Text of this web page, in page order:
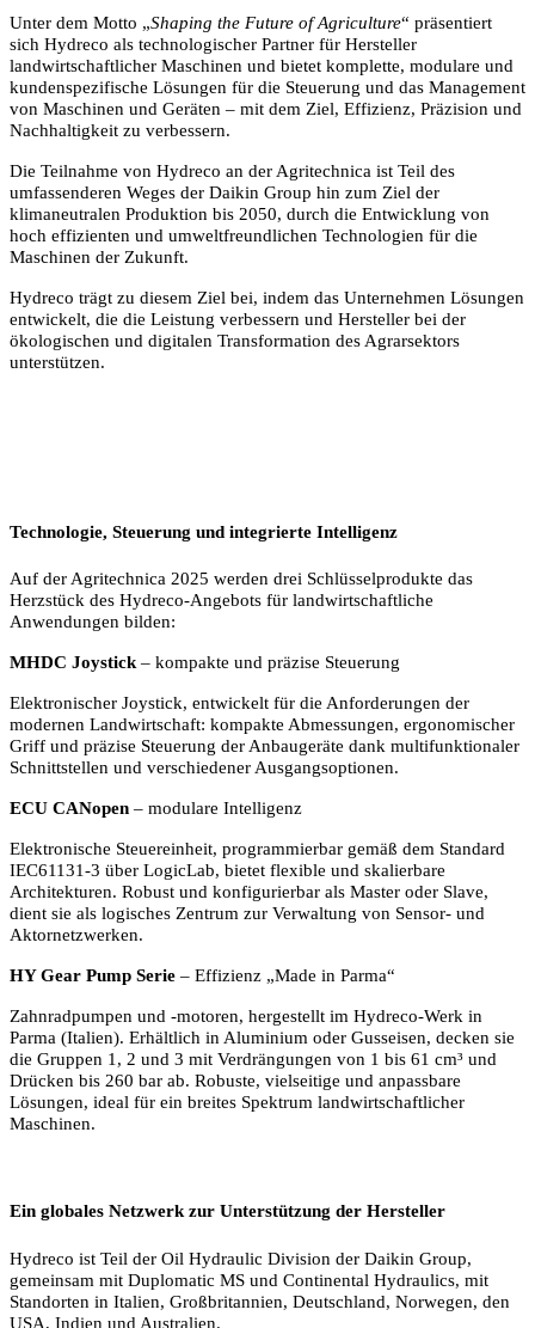
Unter dem Motto „Shaping the Future of Agriculture“ präsentiert
sich Hydreco als technologischer Partner für Hersteller
landwirtschaftlicher Maschinen und bietet komplette, modulare und
kundenspezifische Lösungen für die Steuerung und das Management
von Maschinen und Geräten – mit dem Ziel, Effizienz, Präzision und
Nachhaltigkeit zu verbessern.
Die Teilnahme von Hydreco an der Agritechnica ist Teil des
umfassenderen Weges der Daikin Group hin zum Ziel der
klimaneutralen Produktion bis 2050, durch die Entwicklung von
hoch effizienten und umweltfreundlichen Technologien für die
Maschinen der Zukunft.
Hydreco trägt zu diesem Ziel bei, indem das Unternehmen Lösungen
entwickelt, die die Leistung verbessern und Hersteller bei der
ökologischen und digitalen Transformation des Agrarsektors
unterstützen.
Technologie, Steuerung und integrierte Intelligenz
Auf der Agritechnica 2025 werden drei Schlüsselprodukte das
Herzstück des Hydreco-Angebots für landwirtschaftliche
Anwendungen bilden:
MHDC Joystick – kompakte und präzise Steuerung
Elektronischer Joystick, entwickelt für die Anforderungen der
modernen Landwirtschaft: kompakte Abmessungen, ergonomischer
Griff und präzise Steuerung der Anbaugeräte dank multifunktionaler
Schnittstellen und verschiedener Ausgangsoptionen.
ECU CANopen – modulare Intelligenz
Elektronische Steuereinheit, programmierbar gemäß dem Standard
IEC61131-3 über LogicLab, bietet flexible und skalierbare
Architekturen. Robust und konfigurierbar als Master oder Slave,
dient sie als logisches Zentrum zur Verwaltung von Sensor- und
Aktornetzwerken.
HY Gear Pump Serie – Effizienz „Made in Parma“
Zahnradpumpen und -motoren, hergestellt im Hydreco-Werk in
Parma (Italien). Erhältlich in Aluminium oder Gusseisen, decken sie
die Gruppen 1, 2 und 3 mit Verdrängungen von 1 bis 61 cm³ und
Drücken bis 260 bar ab. Robuste, vielseitige und anpassbare
Lösungen, ideal für ein breites Spektrum landwirtschaftlicher
Maschinen.
Ein globales Netzwerk zur Unterstützung der Hersteller
Hydreco ist Teil der Oil Hydraulic Division der Daikin Group,
gemeinsam mit Duplomatic MS und Continental Hydraulics, mit
Standorten in Italien, Großbritannien, Deutschland, Norwegen, den
USA, Indien und Australien.